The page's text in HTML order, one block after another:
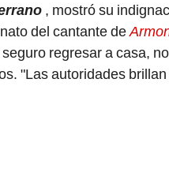
, mostró su
del cantante de
regresar a casa,
"Las autoridades